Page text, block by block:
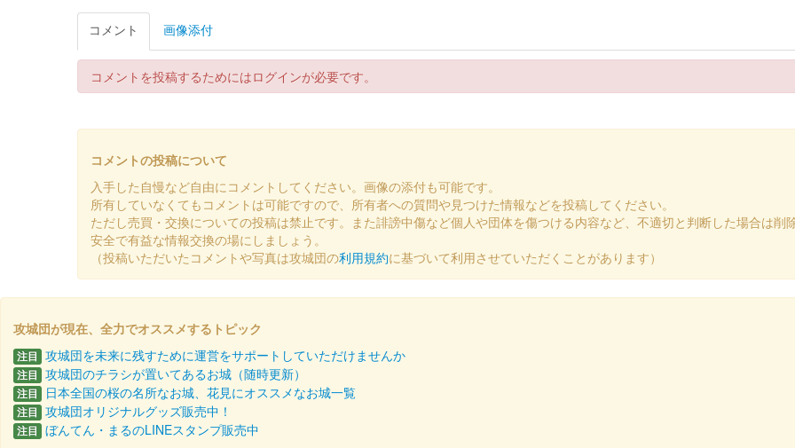
前橋城 御城印 令和八年新春限定版
前橋城 御城印
前橋城 御城印 令和七年秋限定版
前橋城 御城印 復元図版
厩橋城（前橋城） 御城印 令和七年秋限定版
厩橋城 御城印 NETSUGEN夏祭り限定版
コメント 画像添付
コメントを投稿するためにはログインが必要です。
コメントの投稿について
入手した自慢など自由にコメントしてください。画像の添付も可能です。
所有していなくてもコメントは可能ですので、所有者への質問や見つけた情報などを投稿してください。
ただし売買・交換についての投稿は禁止です。また誹謗中傷など個人や団体を傷つける内容など、不適切と判断した場合は削
安全で有益な情報交換の場にしましょう。
（投稿いただいたコメントや写真は攻城団の利用規約に基づいて利用させていただくことがあります）
攻城団が現在、全力でオススメするトピック
注目 攻城団を未来に残すために運営をサポートしていただけませんか
注目 攻城団のチラシが置いてあるお城（随時更新）
注目 日本全国の桜の名所なお城、花見にオススメなお城一覧
注目 攻城団オリジナルグッズ販売中！
注目 ぼんてん・まるのLINEスタンプ販売中